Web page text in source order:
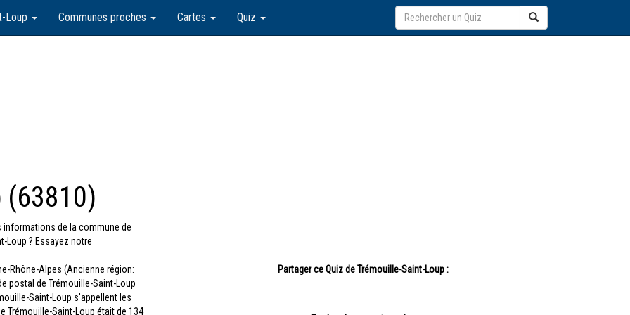
Loup Communes proches Cartes Quiz
(63810)
informations de la commune de
Loup ? Essayez notre
Rhône-Alpes (Ancienne région:
postal de Trémouille-Saint-Loup
Saint-Loup s'appellent les
Trémouille-Saint-Loup était de 134
Partager ce Quiz de Trémouille-Saint-Loup :